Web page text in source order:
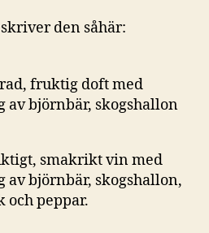
den såhär:
fruktig doft med
av björnbär, skogshallon
smakrikt vin med
av björnbär, skogshallon,
och peppar.